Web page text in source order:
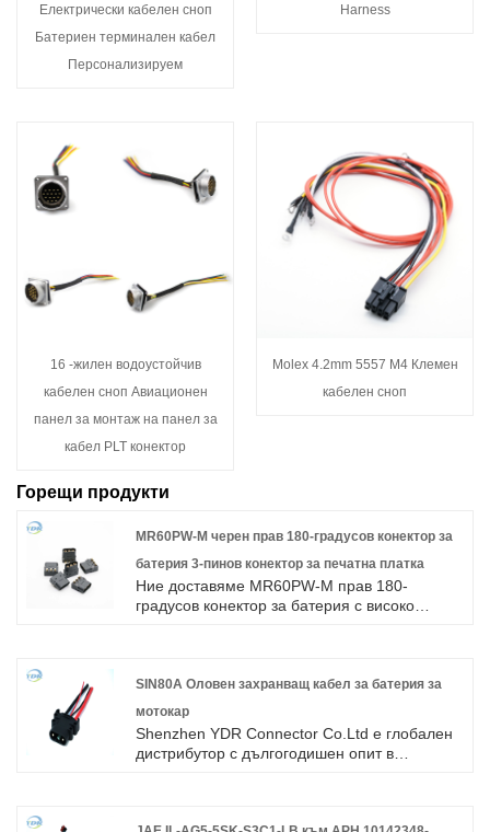
Електрически кабелен сноп
Батериен терминален кабел
Персонализируем
Harness
16 -жилен водоустойчив
кабелен сноп Авиационен
панел за монтаж на панел за
кабел PLT конектор
Molex 4.2mm 5557 M4 Клемен
кабелен сноп
Горещи продукти
MR60PW-M черен прав 180-градусов конектор за
батерия 3-пинов конектор за печатна платка
Ние доставяме MR60PW-M прав 180-
градусов конектор за батерия с високо
продължение на 10 години, покривайки по-
Америка. Очакваме да станем ваш
дългосрочен партньор в Китай.
SIN80A Оловен захранващ кабел за батерия за
мотокар
Shenzhen YDR Connector Co.Ltd е глобален
дистрибутор с дългогодишен опит в